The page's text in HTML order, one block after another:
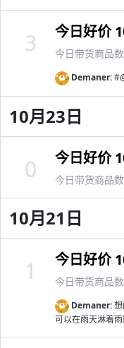
今日好价
今日带货商品
Demaner:
3
10月23日
今日好价
今日带货商品
0
10月21日
今日好价
今日带货商品
Demaner:
可以在雨天淋着雨
1